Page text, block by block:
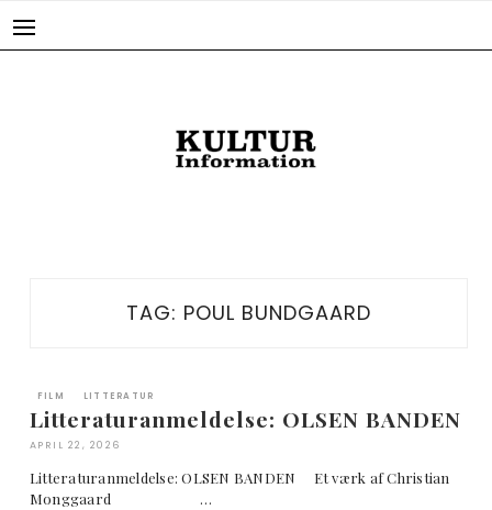
TAG: POUL BUNDGAARD
FILM LITTERATUR
Litteraturanmeldelse: OLSEN BANDEN
APRIL 22, 2026
Litteraturanmeldelse: OLSEN BANDEN Et værk af Christian
Monggaard …